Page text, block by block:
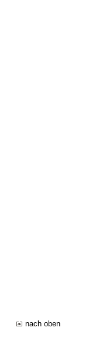
nach oben